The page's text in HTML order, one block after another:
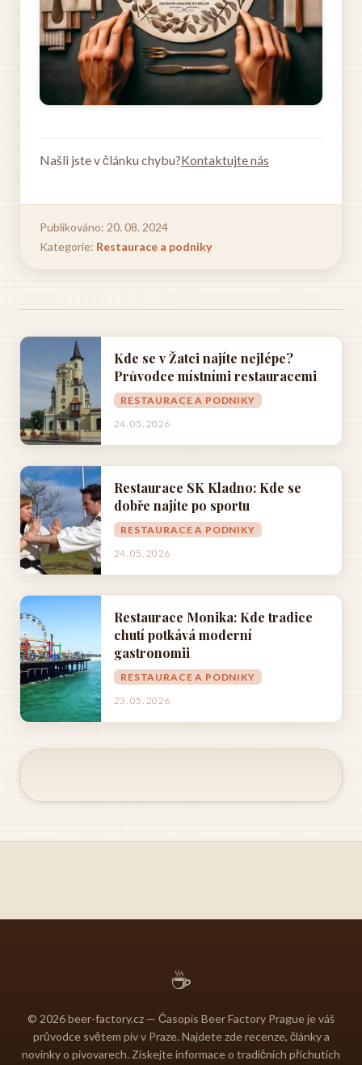
Našli jste v článku chybu?Kontaktujte nás
Publikováno: 20. 08. 2024
Kategorie: Restaurace a podniky
Kde se v Žatci najíte nejlépe?
Průvodce místními restauracemi
RESTAURACE A PODNIKY
24. 05. 2026
Restaurace SK Kladno: Kde se
dobře najíte po sportu
RESTAURACE A PODNIKY
24. 05. 2026
Restaurace Monika: Kde tradice
chutí potkává moderní
gastronomii
RESTAURACE A PODNIKY
23. 05. 2026
☕
© 2026 beer-factory.cz — Časopis Beer Factory Prague je váš
průvodce světem piv v Praze. Najdete zde recenze, články a
novinky o pivovarech. Získejte informace o tradičních příchutích